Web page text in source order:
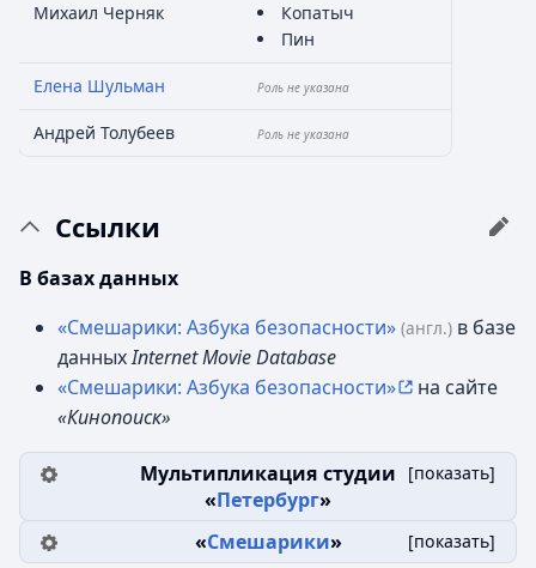
Михаил Черняк
Копатыч
Пин
Елена Шульман Роль не указана
Андрей Толубеев Роль не указана
Ссылки
В базах данных
«Смешарики: Азбука безопасности» (англ.) в базе
данныхInternet Movie Database
«Смешарики: Азбука безопасности»
на сайте
«Кинопоиск»
[показать]
Мультипликация студии
«Петербург»
[показать]
«Смешарики»